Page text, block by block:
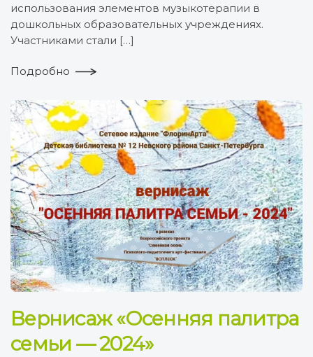
использования элементов музыкотерапии в
дошкольных образовательных учреждениях.
Участниками стали […]
Подробно
Вернисаж «Осенняя палитра
семьи — 2024»